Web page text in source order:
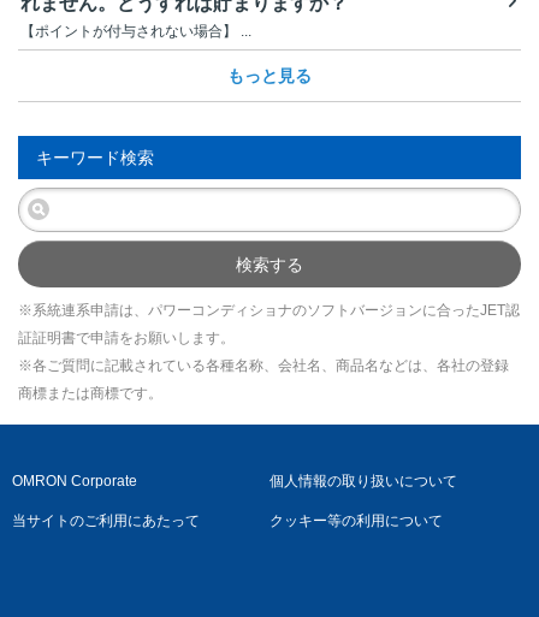
【ポイントが付与されない場合】 ...
もっと見る
キーワード検索
検索する
※系統連系申請は、パワーコンディショナのソフトバージョンに合ったJET認
証証明書で申請をお願いします。
※各ご質問に記載されている各種名称、会社名、商品名などは、各社の登録
商標または商標です。
OMRON Corporate 個人情報の取り扱いについて
当サイトのご利用にあたって クッキー等の利用について